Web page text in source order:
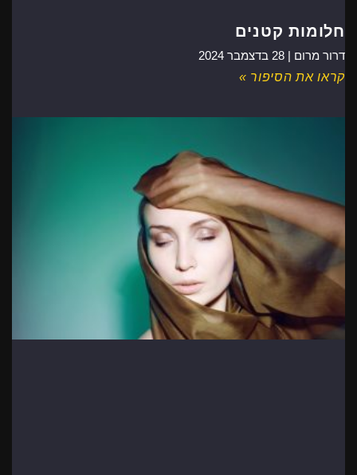
חלומות קטנים
דרור מרום | 28 בדצמבר 2024
קראו את הסיפור »